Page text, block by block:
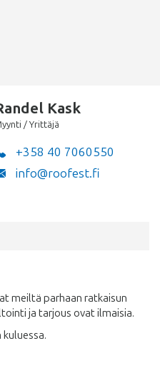
Kask
/ Yrittäjä
+358 40 7060550
info@roofest.fi
meiltä parhaan ratkaisun
ja tarjous ovat ilmaisia.